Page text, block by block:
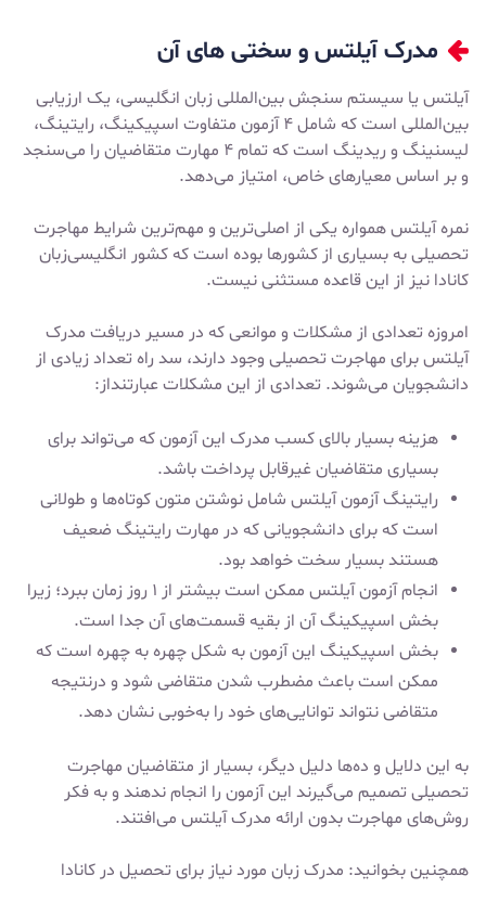
مدرک آیلتس و سختی های آن
آیلتس یا سیستم سنجش بین‌المللی زبان انگلیسی، یک ارزیابی
بین‌المللی است که شامل ۴ آزمون متفاوت اسپیکینگ، رایتینگ،
لیسنینگ و ریدینگ است که تمام ۴ مهارت متقاضیان را می‌سنجد
و بر اساس معیارهای خاص، امتیاز می‌دهد.
نمره آیلتس همواره یکی از اصلی‌ترین و مهم‌ترین شرایط مهاجرت
تحصیلی به بسیاری از کشورها بوده است که کشور انگلیسی‌زبان
کانادا نیز از این قاعده مستثنی نیست.
امروزه تعدادی از مشکلات و موانعی که در مسیر دریافت مدرک
آیلتس برای مهاجرت تحصیلی وجود دارند، سد راه تعداد زیادی از
دانشجویان می‌شوند. تعدادی از این مشکلات عبارتنداز:
هزینه بسیار بالای کسب مدرک این آزمون که می‌تواند برای
بسیاری متقاضیان غیرقابل پرداخت باشد.
رایتینگ آزمون آیلتس شامل نوشتن متون کوتاه‌ها و طولانی
است که برای دانشجویانی که در مهارت رایتینگ ضعیف
هستند بسیار سخت خواهد بود.
انجام آزمون آیلتس ممکن است بیشتر از ۱ روز زمان ببرد؛ زیرا
بخش اسپیکینگ آن از بقیه قسمت‌های آن جدا است.
بخش اسپیکینگ این آزمون به شکل چهره به چهره است که
ممکن است باعث مضطرب شدن متقاضی شود و درنتیجه
متقاضی نتواند توانایی‌های خود را به‌خوبی نشان دهد.
به این دلایل و ده‌ها دلیل دیگر، بسیار از متقاضیان مهاجرت
تحصیلی تصمیم می‌گیرند این آزمون را انجام ندهند و به فکر
روش‌های مهاجرت بدون ارائه مدرک آیلتس می‌افتند.
همچنین بخوانید: مدرک زبان مورد نیاز برای تحصیل در کانادا